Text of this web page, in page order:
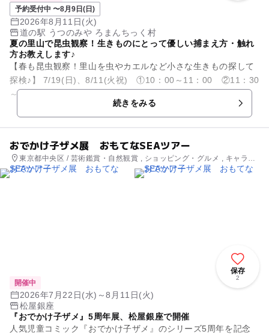
予約受付中 〜8月9日(日)
2026年8月11日(火)
道の駅 うつのみや ろまんちっく村
夏の里山で昆虫観察！生きものにとって優しい捕まえ方・触れ
方お教えします♪
【春も昆虫観察！里山を虫やカエルなど小さな生きもの探して
探検♪】 7/19(日)、8/11(火祝) ①10：00～11：00 ②11：30
続きをみる
おでかけ子ザメ展 おもてなSEAツアー
東京都中央区 / 芸術鑑賞・自然観賞 , ショッピング・グルメ , キャラク
ターイベント
保存
2
開催中
2026年7月22日(水)～8月11日(火)
松屋銀座
『おでかけ子ザメ』5周年展、松屋銀座で開催
人気児童コミック『おでかけ子ザメ』のシリーズ5周年を記念